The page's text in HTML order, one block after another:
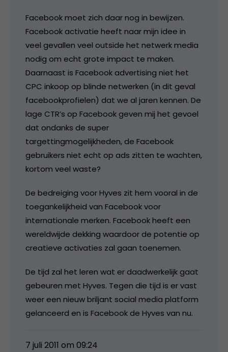
Facebook moet zich daar nog in bewijzen.
Facebook activatie heeft naar mijn idee in
veel gevallen veel outside het netwerk media
nodig om echt grote impact te maken.
Daarnaast is Facebook advertising niet het
CPC inkoop op blinde netwerken (in dit geval
facebookprofielen) dat we al jaren kennen. De
lage CTR’s op Facebook geven mij het gevoel
dat ondanks de super
targettingmogelijkheden, de Facebook
gebruikers niet echt op ads zitten te wachten,
kortom veel waste?
De bedreiging voor Hyves zit hem vooral in de
toegankelijkheid van Facebook voor
internationale merken. Facebook heeft een
wereldwijde dekking waardoor de potentie op
creatieve activaties zal gaan toenemen.
De tijd zal het leren wat er daadwerkelijk gaat
gebeuren met Hyves. Tegen die tijd is er vast
weer een nieuw briljant social media platform
gelanceerd en is Facebook de Hyves van nu.
7 juli 2011 om 09:24